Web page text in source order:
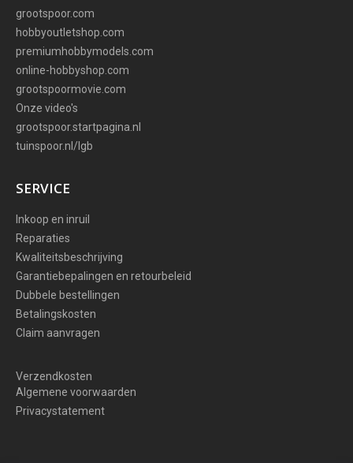
grootspoor.com
hobbyoutletshop.com
premiumhobbymodels.com
online-hobbyshop.com
grootspoormovie.com
Onze video's
grootspoor.startpagina.nl
tuinspoor.nl/lgb
SERVICE
Inkoop en inruil
Reparaties
Kwaliteitsbeschrijving
Garantiebepalingen en retourbeleid
Dubbele bestellingen
Betalingskosten
Claim aanvragen
Verzendkosten
Algemene voorwaarden
Privacystatement